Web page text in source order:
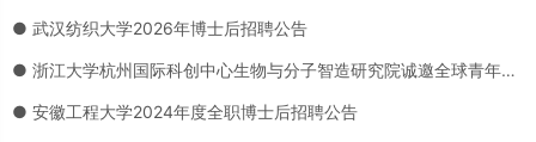
● 武汉纺织大学2026年博士后招聘公告
● 浙江大学杭州国际科创中心生物与分子智造研究院诚邀全球青年人才共筑未来
● 安徽工程大学2024年度全职博士后招聘公告